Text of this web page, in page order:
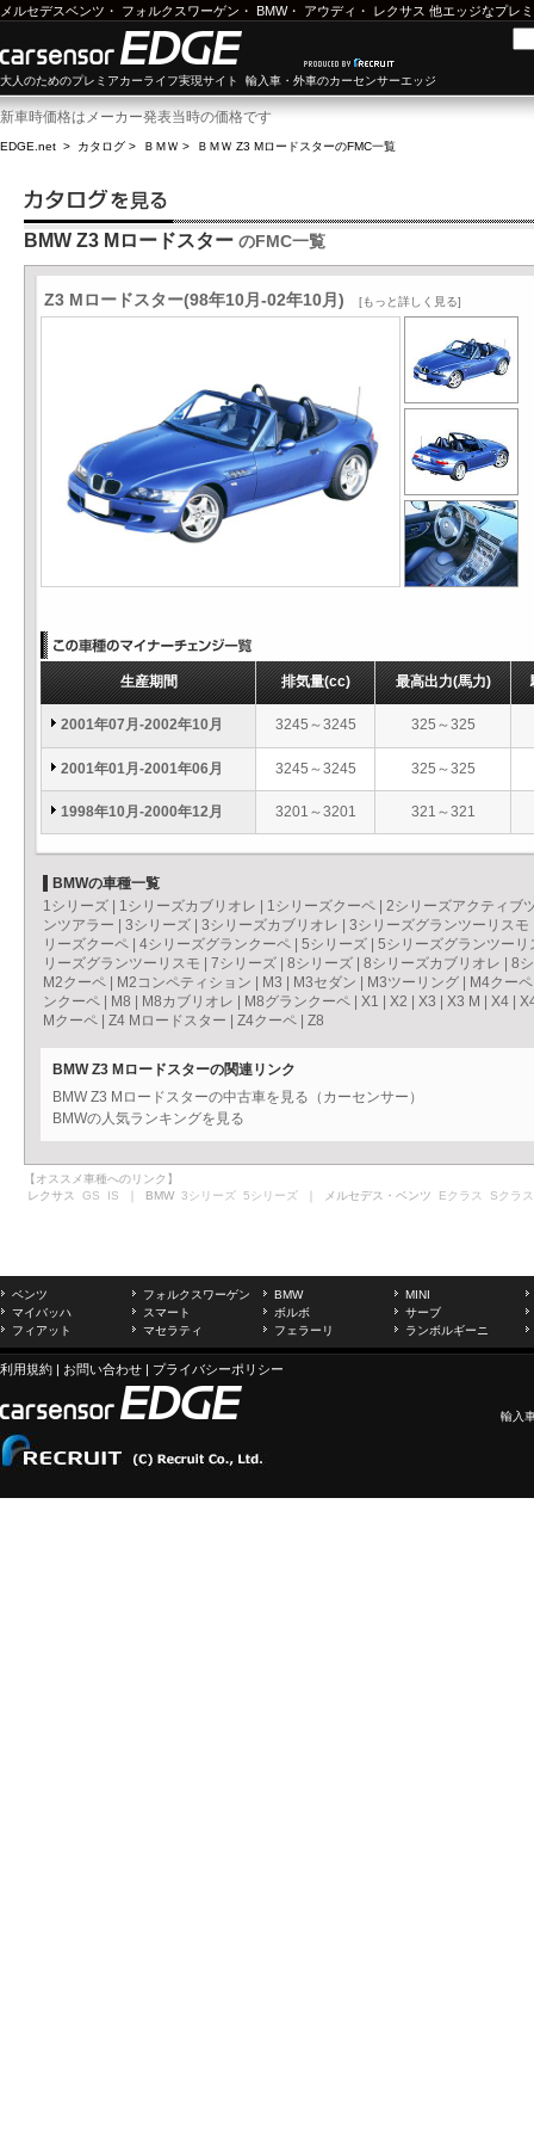
メルセデスベンツ ・ フォルクスワーゲン ・ BMW・ アウディ ・ レクサス 他エッジなプレ
大人のためのプレミアカーライフ実現サイト 輸入車・外車のカーセンサーエッジ
新車時価格はメーカー発表当時の価格です
EDGE.net > カタログ > ＢＭＷ > ＢＭＷ Z3 MロードスターのFMC一覧
BMW Z3 Mロードスター のFMC一覧
Z3 Mロードスター(98年10月-02年10月) [もっと詳しく見る]
生産期間 排気量(cc) 最高出力(馬力)
2001年07月-2002年10月 3245～3245 325～325
2001年01月-2001年06月 3245～3245 325～325
1998年10月-2000年12月 3201～3201 321～321
BMWの車種一覧
1シリーズ
1シリーズカブリオレ 1シリーズクーペ
2シリーズアクティブ
ンツアラー
3シリーズ 3シリーズカブリオレ 3シリーズグランツーリスモ
リーズクーペ
4シリーズグランクーペ 5シリーズ
5シリーズグランツーリ
リーズグランツーリスモ
7シリーズ 8シリーズ 8シリーズカブリオレ
8
M2クーペ
M2コンペティション M3 M3セダン M3ツーリング M4クーペ
ンクーペ
M8 M8カブリオレ M8グランクーペ X1 X2 X3 X3 M X4
Mクーペ
Z4 Mロードスター Z4クーペ Z8
BMW Z3 Mロードスターの関連リンク
BMW Z3 Mロードスターの中古車を見る（カーセンサー）
BMWの人気ランキングを見る
【オススメ車種へのリンク】
レクサス GS IS ｜ BMW 3シリーズ 5シリーズ ｜ メルセデス・ベンツ Eクラス Sクラス
ベンツ フォルクスワーゲン BMW
MINI
マイバッハ
スマート ボルボ
サーブ
フィアット
マセラティ フェラーリ ランボルギーニ
利用規約 | お問い合わせ | プライバシーポリシー
輸入